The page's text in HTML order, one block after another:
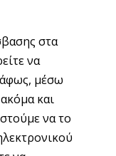
στα
να
μέσω
και
να το